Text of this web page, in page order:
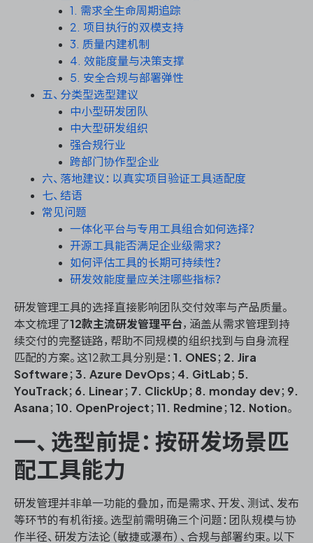
ONES 资讯
1. 需求全生命周期追踪
2. 项目执行的双模支持
3. 质量内建机制
4. 效能度量与决策支撑
5. 安全合规与部署弹性
五、分类型选型建议
中小型研发团队
中大型研发组织
强合规行业
跨部门协作型企业
六、落地建议：以真实项目验证工具适配度
七、结语
常见问题
一体化平台与专用工具组合如何选择？
开源工具能否满足企业级需求？
如何评估工具的长期可持续性？
研发效能度量应关注哪些指标？
研发管理工具的选择直接影响团队交付效率与产品质量。
本文梳理了12款主流研发管理平台，涵盖从需求管理到持
续交付的完整链路，帮助不同规模的组织找到与自身流程
匹配的方案。这12款工具分别是： 1. ONES ； 2. Jira
Software ； 3. Azure DevOps ； 4. GitLab ； 5.
YouTrack； 6. Linear ； 7. ClickUp ； 8. monday dev； 9.
Asana ； 10. OpenProject ； 11. Redmine ； 12. Notion。
一、选型前提：按研发场景匹
配工具能力
研发管理并非单一功能的叠加，而是需求、开发、测试、发布
等环节的有机衔接。选型前需明确三个问题：团队规模与协
作半径、研发方法论（敏捷或瀑布）、合规与部署约束。以下